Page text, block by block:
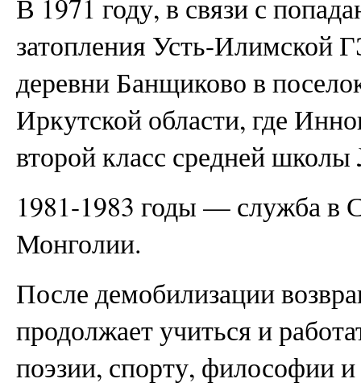
В 1971 году, в связи с
затопления Усть-Илимской
деревни Банщиково в
Иркутской области, где
второй класс средней
1981-1983 годы — служба в
Монголии.
После демобилизации
продолжает учиться и
поэзии, спорту, философии